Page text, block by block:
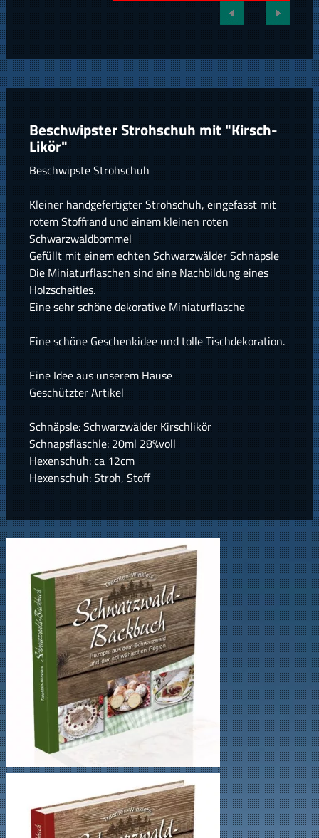
Beschwipster Strohschuh mit "Kirsch-
Likör"
Beschwipste Strohschuh
Kleiner handgefertigter Strohschuh, eingefasst mit
rotem Stoffrand und einem kleinen roten
Schwarzwaldbommel
Gefüllt mit einem echten Schwarzwälder Schnäpsle
Die Miniaturflaschen sind eine Nachbildung eines
Holzscheitles.
Eine sehr schöne dekorative Miniaturflasche
Eine schöne Geschenkidee und tolle Tischdekoration.
Eine Idee aus unserem Hause
Geschützter Artikel
Schnäpsle: Schwarzwälder Kirschlikör
Schnapsfläschle: 20ml 28%voll
Hexenschuh: ca 12cm
Hexenschuh: Stroh, Stoff